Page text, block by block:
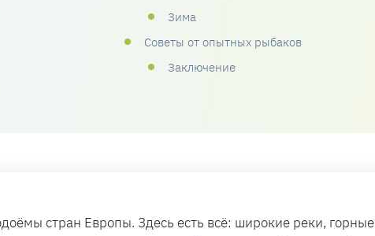
Зима
Советы от опытных рыбаков
Заключение
стран Европы. Здесь есть всё: широкие реки,